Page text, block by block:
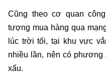
Cũng theo cơ quan
tượng mua hàng qua
lúc trời tối, tại khu vực
nhiều lần, nên có phương
xấu.